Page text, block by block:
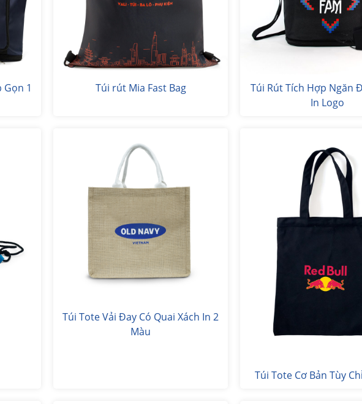
Gọn 1 Túi rút Mia Fast Bag
Túi Rút Tích Hợp Ngăn
In Logo
Túi Tote Vải Đay Có Quai Xách In 2
Màu
Túi Tote Cơ Bản Tùy